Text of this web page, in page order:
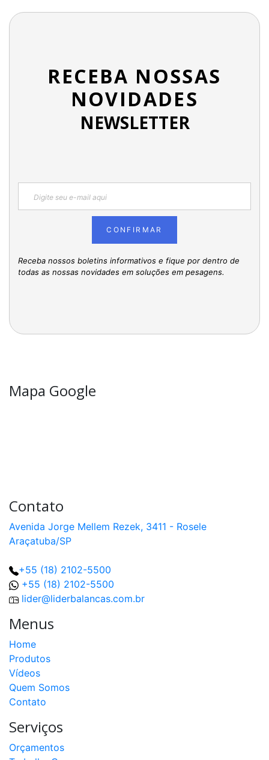
RECEBA NOSSAS
NOVIDADES
NEWSLETTER
CONFIRMAR
Receba nossos boletins informativos e fique por dentro de
todas as nossas novidades em soluções em pesagens.
Mapa Google
Contato
Avenida Jorge Mellem Rezek, 3411 - Rosele
Araçatuba/SP
+55 (18) 2102-5500
+55 (18) 2102-5500
lider@liderbalancas.com.br
Menus
Home
Produtos
Vídeos
Quem Somos
Contato
Serviços
Orçamentos